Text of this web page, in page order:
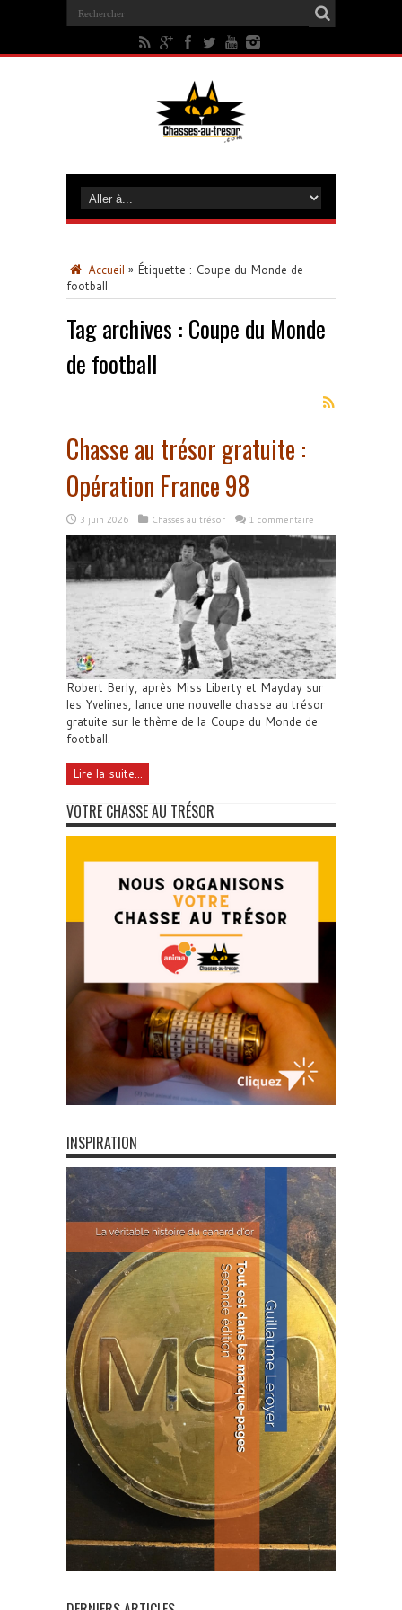
Accueil » Étiquette : Coupe du Monde de
football
Tag archives : Coupe du Monde
de football
Chasse au trésor gratuite :
Opération France 98
3 juin 2026 Chasses au trésor 1 commentaire
Robert Berly, après Miss Liberty et Mayday sur
les Yvelines, lance une nouvelle chasse au trésor
gratuite sur le thème de la Coupe du Monde de
football.
Lire la suite...
VOTRE CHASSE AU TRÉSOR
INSPIRATION